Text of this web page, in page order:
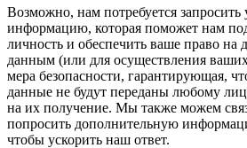
Возможно, нам потребуется запросить
информацию, которая поможет нам
личность и обеспечить ваше право
данным (или для осуществления
мера безопасности, гарантирующая,
данные не будут переданы любому
на их получение. Мы также можем
попросить дополнительную
чтобы ускорить наш ответ.